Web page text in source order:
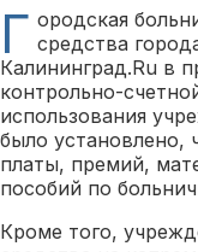
Г ородская
средства
Калининград.Ru в
контрольно-
использования
было установлено,
платы, премий,
пособий по
Кроме того,